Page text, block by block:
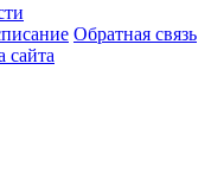
Обратная связь
сайта